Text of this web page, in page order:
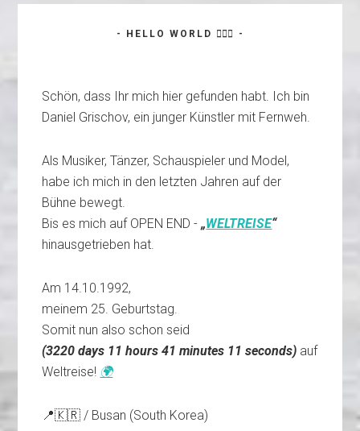
pagepage
- HELLO WORLD 🙋🏼‍♂️ -
Schön, dass Ihr mich hier gefunden habt. Ich bin
Daniel Grischov, ein junger Künstler mit Fernweh.
Als Musiker, Tänzer, Schauspieler und Model,
habe ich mich in den letzten Jahren auf der
Bühne bewegt.
Bis es mich auf OPEN END -„WELTREISE“
hinausgetrieben hat.
Am 14.10.1992,
meinem 25. Geburtstag.
Somit nun also schon seid
(3220 days 11 hours 41 minutes 12 seconds) auf
Weltreise! 🌍
📍🇰🇷 / Busan (South Korea)